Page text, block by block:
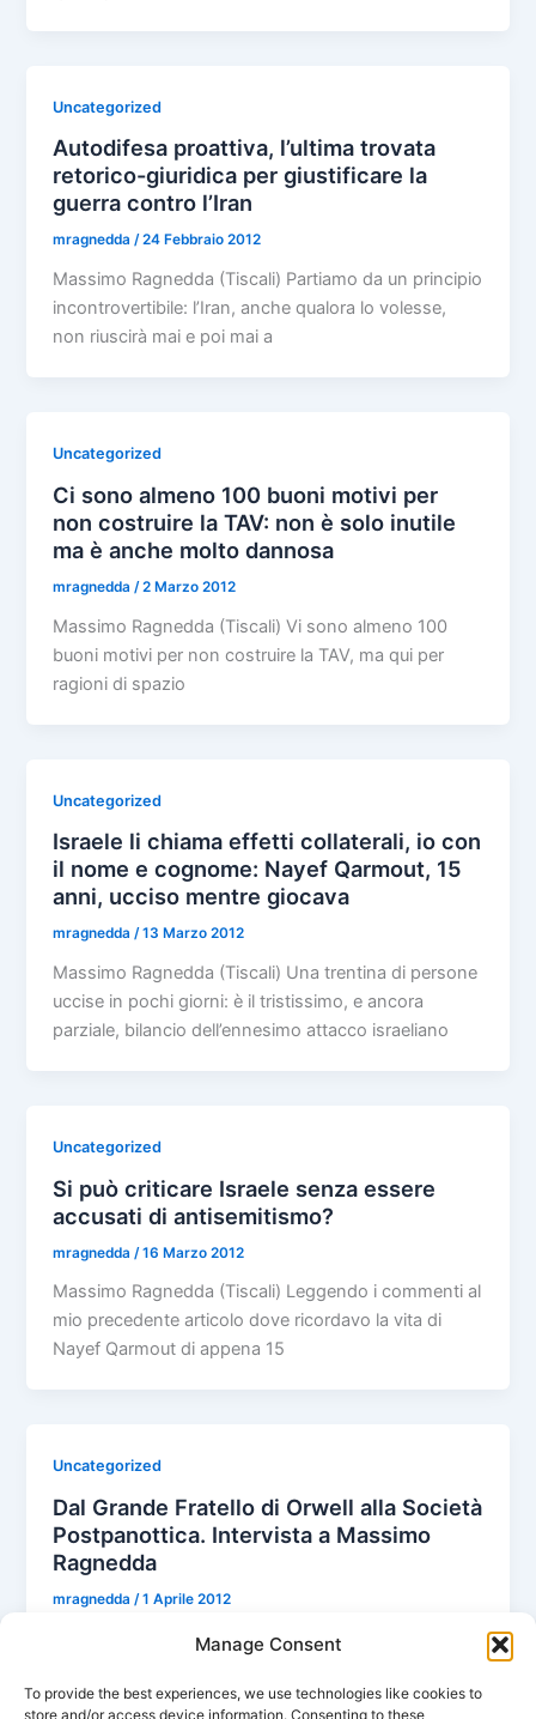
Manage Consent
To provide the best experiences, we use technologies like cookies to
store and/or access device information. Consenting to these
Uncategorized
Autodifesa proattiva, l’ultima trovata
retorico-giuridica per giustificare la
guerra contro l’Iran
mragnedda/24 Febbraio 2012
Massimo Ragnedda (Tiscali) Partiamo da un principio
incontrovertibile: l’Iran, anche qualora lo volesse,
non riuscirà mai e poi mai a
Uncategorized
Ci sono almeno 100 buoni motivi per
non costruire la TAV: non è solo inutile
ma è anche molto dannosa
mragnedda /2 Marzo 2012
Massimo Ragnedda (Tiscali) Vi sono almeno 100
buoni motivi per non costruire la TAV, ma qui per
ragioni di spazio
Uncategorized
Israele li chiama effetti collaterali, io con
il nome e cognome: Nayef Qarmout, 15
anni, ucciso mentre giocava
mragnedda/13 Marzo 2012
Massimo Ragnedda (Tiscali) Una trentina di persone
uccise in pochi giorni: è il tristissimo, e ancora
parziale, bilancio dell’ennesimo attacco israeliano
Uncategorized
Si può criticare Israele senza essere
accusati di antisemitismo?
mragnedda /16 Marzo 2012
Massimo Ragnedda (Tiscali) Leggendo i commenti al
mio precedente articolo dove ricordavo la vita di
Nayef Qarmout di appena 15
Uncategorized
Dal Grande Fratello di Orwell alla Società
Postpanottica. Intervista a Massimo
Ragnedda
mragnedda/1 Aprile 2012
Intervista di Antonio Migliorino su Controcampus.
Il tramonto della modernità, intesa come